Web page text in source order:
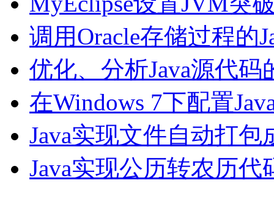
调用Oracle存储过程的
优化、分析Java源代码
在Windows 7下配置
Java实现文件自动打
Java实现公历转农历代